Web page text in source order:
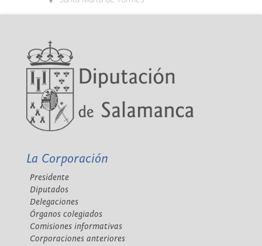
La Corporación
Presidente
Diputados
Delegaciones
Órganos colegiados
Comisiones informativas
Corporaciones anteriores